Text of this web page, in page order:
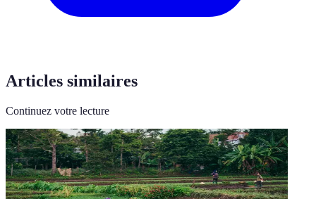
Articles similaires
Continuez votre lecture